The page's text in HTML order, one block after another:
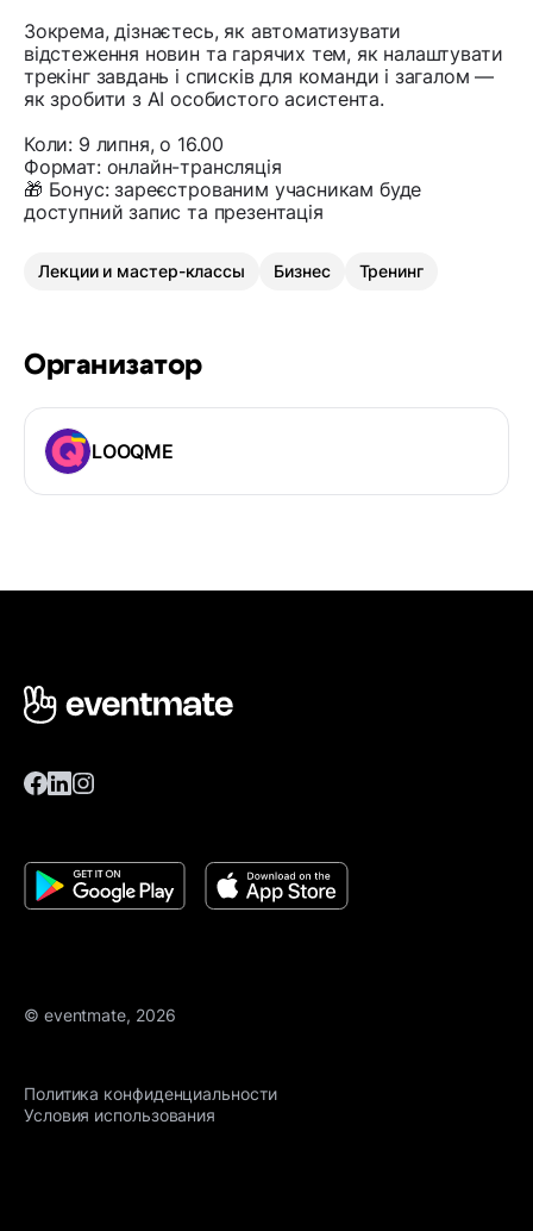
Зокрема, дізнаєтесь, як автоматизувати
відстеження новин та гарячих тем, як налаштувати
трекінг завдань і списків для команди і загалом —
як зробити з AI особистого асистента.
Коли: 9 липня, о 16.00
Формат: онлайн-трансляція
🎁 Бонус: зареєстрованим учасникам буде
доступний запис та презентація
Лекции и мастер-классы Бизнес Тренинг
Организатор
LOOQME
© eventmate, 2026
Политика конфиденциальности
Условия использования